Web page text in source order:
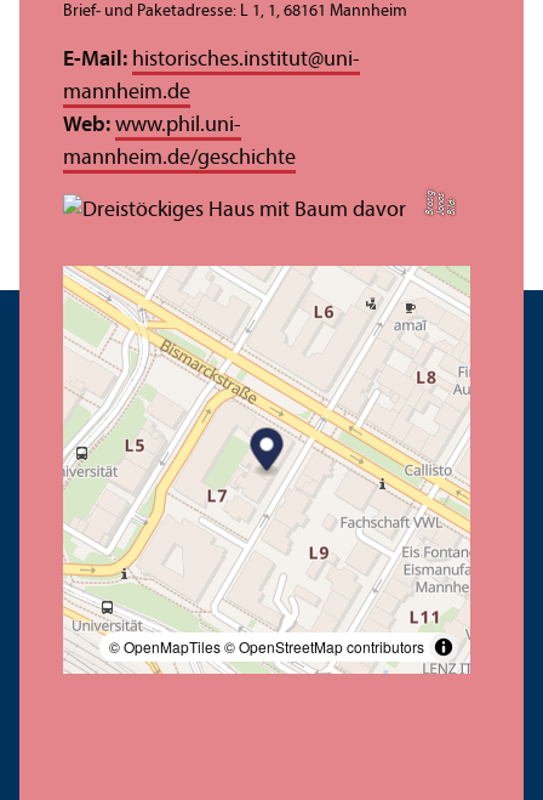
Bil
d:
J
o
n
a
sB
r
o
si
g
© OpenMapTiles© OpenStreetMap contributors
Brief- und Paketadresse: L 1, 1, 68161 Mannheim
E-Mail: historisches.institut@uni-
mannheim.de
Web: www.phil.uni-
mannheim.de/geschichte